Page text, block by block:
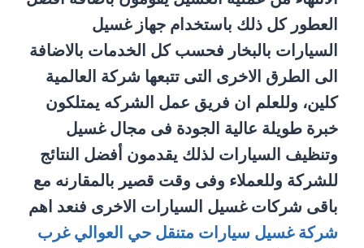
العطور كل ذلك باستخدام جهاز غسيل
السيارات بالبخار فحسب كل الخدمات بالاضافة
الى الطرق الاخرى التى تتبعها شركة العالمية
كلين، وللعلم ان فريق عمل الشركه يمتلكون
خبرة طويلة عالية الجودة فى مجال غسيل
وتنظيف السيارات لذلك يقدمون أفضل النتائج
للشركة وللعملاء وفى وقت قصير بالمقارنه مع
باقى شركات غسيل السيارات الاخرى فنعد اهم
شركة غسيل سيارات متنقل حي العوالي غرب